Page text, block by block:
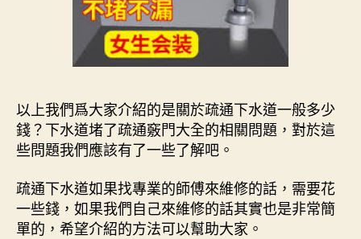
以上我們爲大家介紹的是關於疏通下水道一般多少
錢？下水道堵了疏通竅門大全的相關問題，對於這
些問題我們應該有了一些了解吧。
疏通下水道如果找專業的師傅來維修的話，需要花
一些錢，如果我們自己來維修的話其實也是非常簡
單的，希望介紹的方法可以幫助大家。